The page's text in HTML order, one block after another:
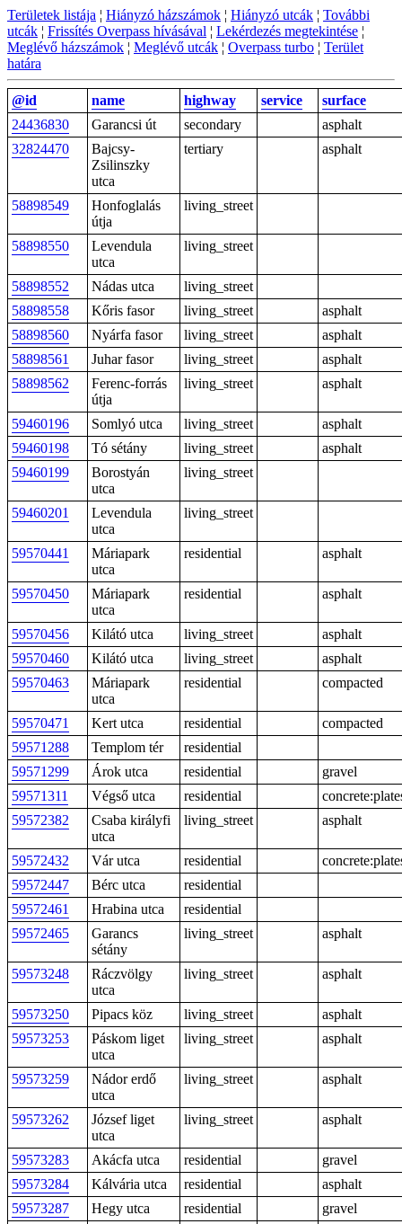
Területek listája ¦ Hiányzó házszámok ¦ Hiányzó utcák ¦ További
utcák ¦ Frissítés Overpass hívásával ¦ Lekérdezés megtekintése ¦
Meglévő házszámok ¦ Meglévő utcák ¦ Overpass turbo ¦ Terület
határa
@id name highway service
surface
24436830
Garancsi út secondary
asphalt
32824470
Bajcsy-
Zsilinszky
utca
tertiary asphalt
58898549
Honfoglalás
útja
living_street
58898550
Levendula
utca
living_street
58898552 Nádas utca
living_street
58898558
Kőris fasor living_street
asphalt
58898560
Nyárfa fasor living_street
asphalt
58898561
Juhar fasor living_street
asphalt
58898562
Ferenc-forrás
útja
living_street asphalt
59460196 Somlyó utca living_street
asphalt
59460198
Tó sétány living_street
asphalt
59460199
Borostyán
utca
living_street
59460201
Levendula
utca
living_street
59570441
Máriapark
utca
residential asphalt
59570450
Máriapark
utca
residential asphalt
59570456 Kilátó utca living_street
asphalt
59570460
Kilátó utca living_street
asphalt
59570463
Máriapark
utca
residential compacted
59570471 Kert utca residential
compacted
59571288
Templom tér
residential
59571299
Árok utca residential
gravel
59571311
Végső utca residential
59572382
Csaba királyfi
utca
living_street asphalt
59572432 Vár utca residential
59572447
Bérc utca
residential
59572461
Hrabina utca
residential
59572465
Garancs
sétány
living_street asphalt
59573248
Ráczvölgy
utca
living_street asphalt
59573250 Pipacs köz living_street
asphalt
59573253
Páskom liget
utca
living_street asphalt
59573259
Nádor erdő
utca
living_street asphalt
59573262
József liget
utca
living_street asphalt
59573283 Akácfa utca residential
gravel
59573284
Kálvária utca residential
asphalt
59573287
Hegy utca residential
gravel